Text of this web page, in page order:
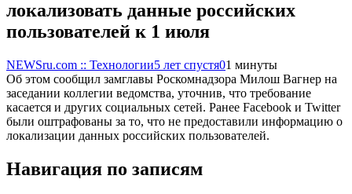
локализовать данные российских
пользователей к 1 июля
NEWSru.com :: Технологии5 лет спустя01 минуты
Об этом сообщил замглавы Роскомнадзора Милош Вагнер на
заседании коллегии ведомства, уточнив, что требование
касается и других социальных сетей. Ранее Facebook и Twitter
были оштрафованы за то, что не предоставили информацию о
локализации данных российских пользователей.
Навигация по записям